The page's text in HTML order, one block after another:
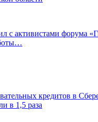
с активистами форума
кредитов в
в 1,5 раза